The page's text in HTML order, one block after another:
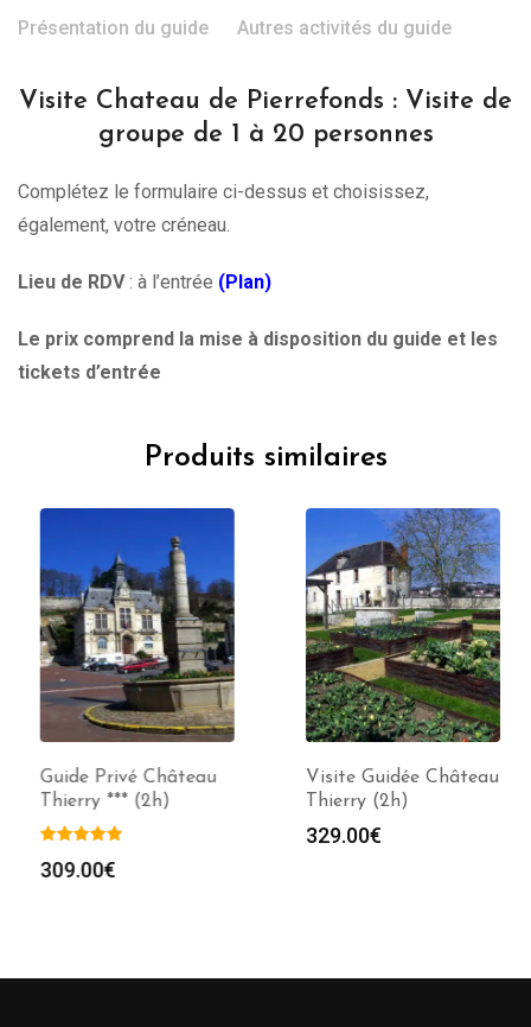
Présentation du guide Autres activités du guide
Visite Chateau de Pierrefonds : Visite de
groupe de 1 à 20 personnes
Complétez le formulaire ci-dessus et choisissez,
également, votre créneau.
Lieu de RDV: à l’entrée (Plan)
Le prix comprend la mise à disposition du guide et les
tickets d’entrée
Produits similaires
Guide Privé Château
Thierry *** (2h)
309.00€
Visite Guidée Château
Thierry (2h)
329.00€